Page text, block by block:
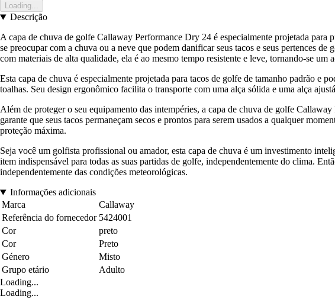
Loading...
Descrição
A capa de chuva de golfe Callaway Performance Dry 24 é especialmente projetada para
se preocupar com a chuva ou a neve que podem danificar seus tacos e seus pertences
com materiais de alta qualidade, ela é ao mesmo tempo resistente e leve, tornando-se um
Esta capa de chuva é especialmente projetada para tacos de golfe de tamanho padrão e
toalhas. Seu design ergonômico facilita o transporte com uma alça sólida e uma alça
Além de proteger o seu equipamento das intempéries, a capa de chuva de golfe
garante que seus tacos permaneçam secos e prontos para serem usados a qualquer
proteção máxima.
Seja você um golfista profissional ou amador, esta capa de chuva é um investimento
item indispensável para todas as suas partidas de golfe, independentemente do clima.
independentemente das condições meteorológicas.
Informações adicionais
Marca
Callaway
Referência do fornecedor 5424001
Cor
preto
Cor
Preto
Género
Misto
Grupo etário
Adulto
Loading...
Loading...